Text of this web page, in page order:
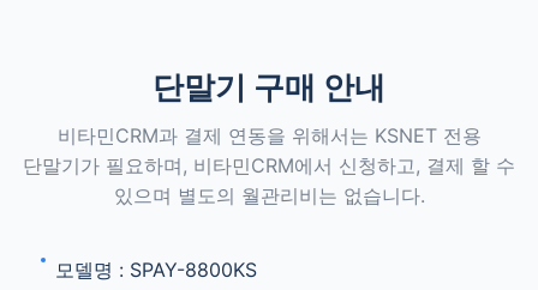
단말기 구매 안내
비타민CRM과 결제 연동을 위해서는 KSNET 전용
단말기가 필요하며, 비타민CRM에서 신청하고, 결제 할 수
있으며 별도의 월관리비는 없습니다.
모델명 : SPAY-8800KS